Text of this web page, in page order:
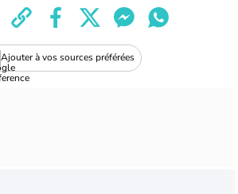
Ajouter à vos sources préférées